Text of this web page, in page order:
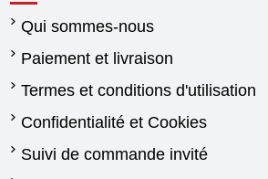
Qui sommes-nous
Paiement et livraison
Termes et conditions d'utilisation
Confidentialité et Cookies
Suivi de commande invité